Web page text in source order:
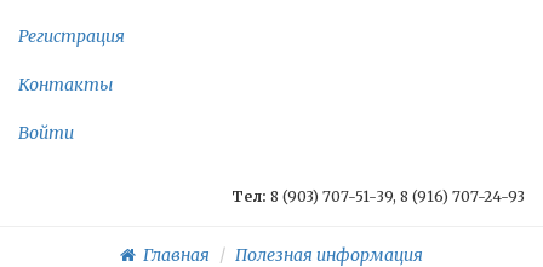
Регистрация
Контакты
Войти
Тел: 8 (903) 707-51-39, 8 (916) 707-24-93
Главная
Полезная информация